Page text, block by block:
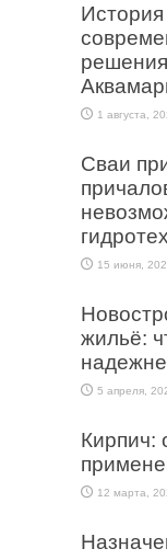
1 августа,
Сваи
15 июня,
жильё:
5 апреля,
Кирпич:
12 марта,